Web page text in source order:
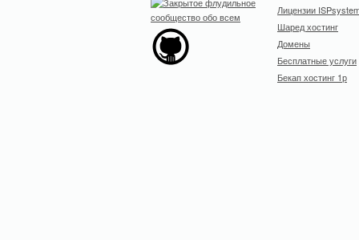
Лицензии
Шаред хостинг
Домены
Бесплатные услуги
Бекап хостинг 1р